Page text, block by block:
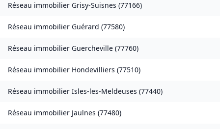
Réseau immobilier Grisy-Suisnes (77166)
Réseau immobilier Guérard (77580)
Réseau immobilier Guercheville (77760)
Réseau immobilier Hondevilliers (77510)
Réseau immobilier Isles-les-Meldeuses (77440)
Réseau immobilier Jaulnes (77480)